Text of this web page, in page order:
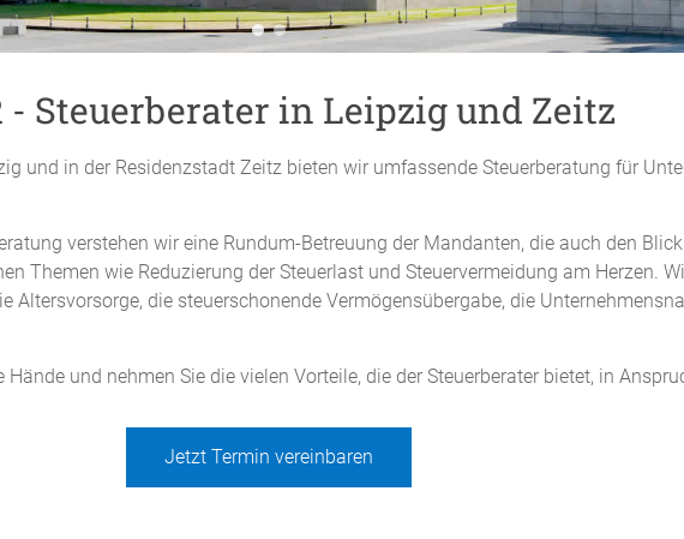
- Steuerberater in Leipzig und Zeitz
und in der Residenzstadt Zeitz bieten wir umfassende Steuerberatung für
verstehen wir eine Rundum-Betreuung der Mandanten, die auch den
Themen wie Reduzierung der Steuerlast und Steuervermeidung am Herzen.
Altersvorsorge, die steuerschonende Vermögensübergabe, die
und nehmen Sie die vielen Vorteile, die der Steuerberater bietet, in
Jetzt Termin vereinbaren